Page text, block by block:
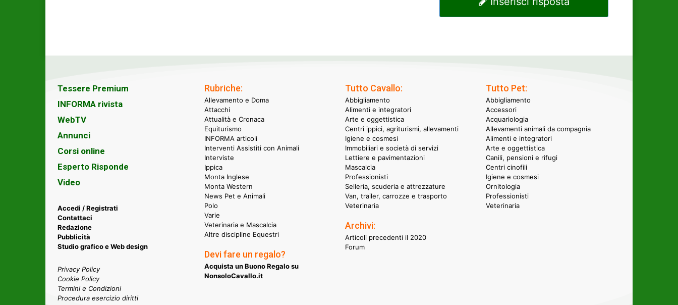
Tessere Premium
INFORMA rivista
WebTV
Annunci
Corsi online
Esperto Risponde
Video
Accedi / Registrati
Contattaci
Redazione
Pubblicità
Studio grafico e Web design
Privacy Policy
Cookie Policy
Termini e Condizioni
Procedura esercizio diritti
Rubriche:
Allevamento e Doma
Attacchi
Attualità e Cronaca
Equiturismo
INFORMA articoli
Interventi Assistiti con Animali
Interviste
Ippica
Monta Inglese
Monta Western
News Pet e Animali
Polo
Varie
Veterinaria e Mascalcia
Altre discipline Equestri
Devi fare un regalo?
Acquista un Buono Regalo su
NonsoloCavallo.it
Tutto Cavallo:
Abbigliamento
Alimenti e integratori
Arte e oggettistica
Centri ippici, agriturismi, allevamenti
Igiene e cosmesi
Immobiliari e società di servizi
Lettiere e pavimentazioni
Mascalcia
Professionisti
Selleria, scuderia e attrezzature
Van, trailer, carrozze e trasporto
Veterinaria
Archivi:
Articoli precedenti il 2020
Forum
Tutto Pet:
Abbigliamento
Accessori
Acquariologia
Allevamenti animali da compagnia
Alimenti e integratori
Arte e oggettistica
Canili, pensioni e rifugi
Centri cinofili
Igiene e cosmesi
Ornitologia
Professionisti
Veterinaria